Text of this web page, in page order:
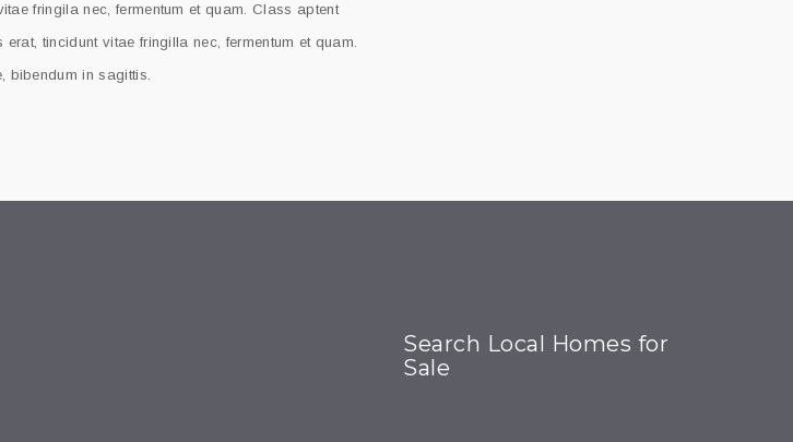
fringila nec, fermentum et quam. Class aptent
tincidunt vitae fringilla nec, fermentum et quam.
bibendum in sagittis.
Search Local Homes for
Sale